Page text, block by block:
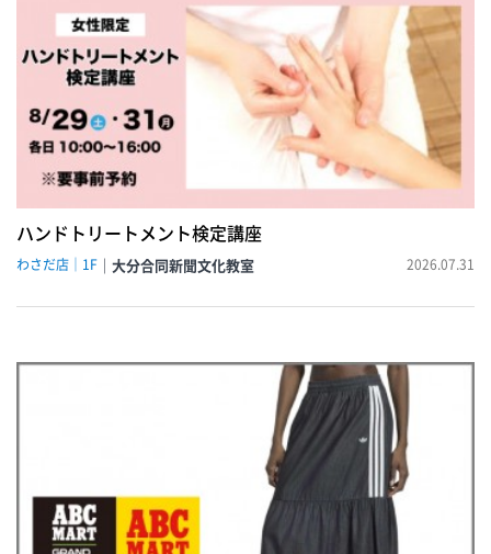
ハンドトリートメント検定講座
わさだ店｜1F 2026.07.31
大分合同新聞文化教室